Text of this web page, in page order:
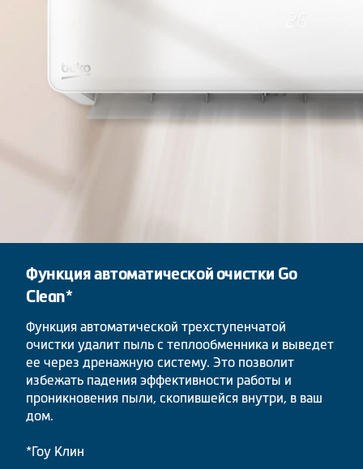
Функция автоматической очистки Go
Clean*
Функция автоматической трехступенчатой
очистки удалит пыль с теплообменника и выведет
ее через дренажную систему. Это позволит
избежать падения эффективности работы и
проникновения пыли, скопившейся внутри, в ваш
дом.
*Гоу Клин